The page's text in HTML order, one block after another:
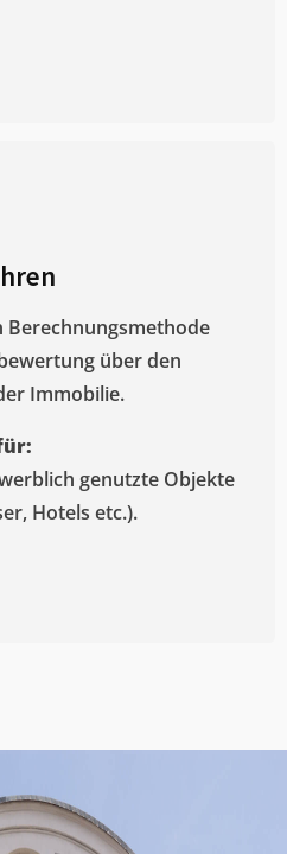
Berechnungsmethode
über den
Immobilie.
genutzte Objekte
Hotels etc.).